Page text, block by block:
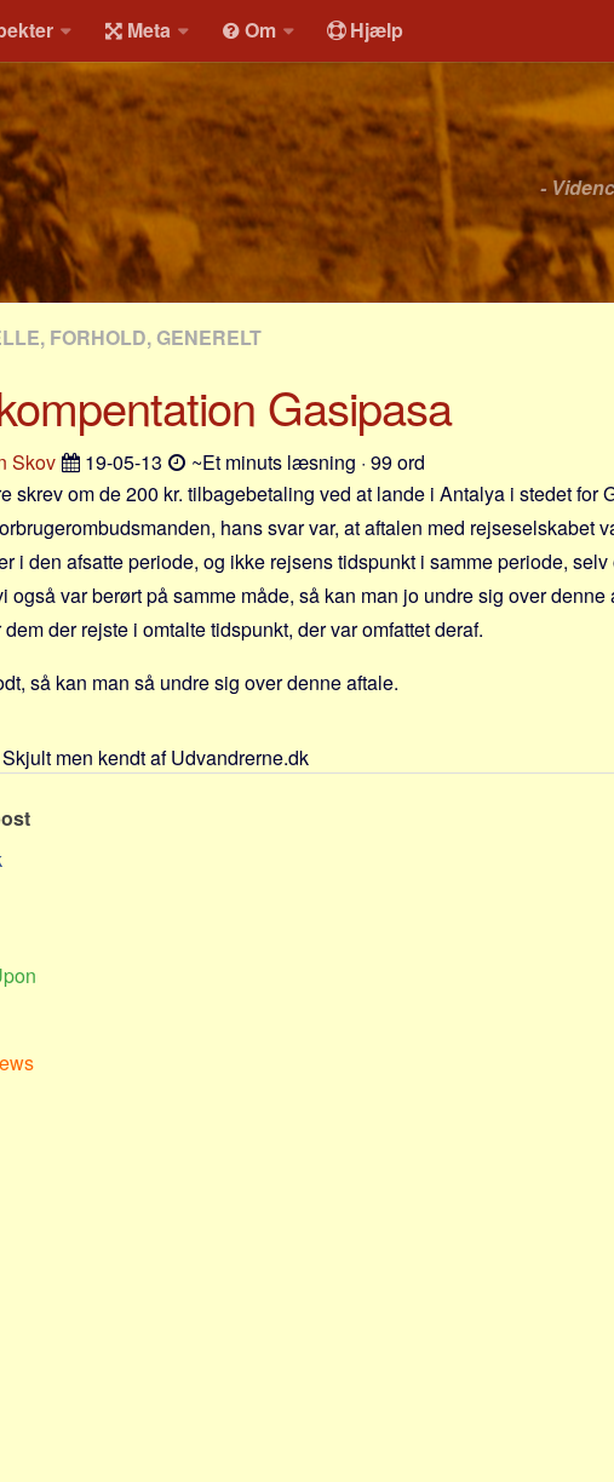
Meta Om Hjælp
-
FORHOLD, GENERELT
Gasipasa
Skov 19-05-13
~Et minuts læsning · 99 ord
skrev om de 200 kr. tilbagebetaling ved at lande i Antalya i stedet for
hans svar var, at aftalen med rejseselskabet
i den afsatte periode, og ikke rejsens tidspunkt i samme periode,
også var berørt på samme måde, så kan man jo undre sig over
der rejste i omtalte tidspunkt, der var omfattet deraf.
så kan man så undre sig over denne aftale.
Skjult men kendt af Udvandrerne.dk